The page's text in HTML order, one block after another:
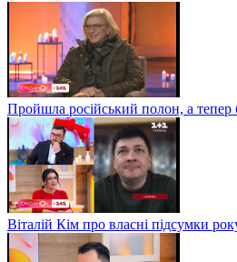
Пройшла російський полон, а тепер
Віталій Кім про власні підсумки